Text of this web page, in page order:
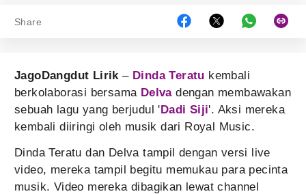
Share
JagoDangdut Lirik– Dinda Teratu kembali
berkolaborasi bersama Delvadengan membawakan
sebuah lagu yang berjudul 'Dadi Siji'. Aksi mereka
kembali diiringi oleh musik dari Royal Music.
Dinda Teratu dan Delva tampil dengan versi live
video, mereka tampil begitu memukau para pecinta
musik. Video mereka dibagikan lewat channel